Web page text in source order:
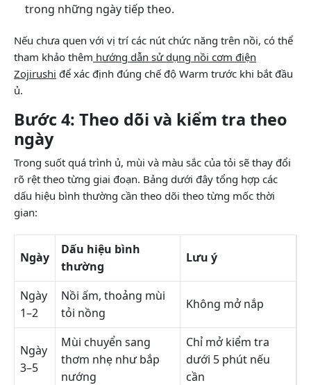
trong những ngày tiếp theo.
Nếu chưa quen với vị trí các nút chức năng trên nồi, có thể
tham khảo thêm hướng dẫn sử dụng nồi cơm điện
Zojirushi để xác định đúng chế độ Warm trước khi bắt đầu
ủ.
Bước 4: Theo dõi và kiểm tra theo
ngày
Trong suốt quá trình ủ, mùi và màu sắc của tỏi sẽ thay đổi
rõ rệt theo từng giai đoạn. Bảng dưới đây tổng hợp các
dấu hiệu bình thường cần theo dõi theo từng mốc thời
gian:
Ngày
Dấu hiệu bình
thường
Lưu ý
Ngày
1–2
Nồi ấm, thoảng mùi
tỏi nồng
Không mở nắp
Ngày
3–5
Mùi chuyển sang
thơm nhẹ như bắp
nướng
Chỉ mở kiểm tra
dưới 5 phút nếu
cần